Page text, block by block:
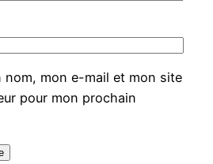
nom, mon e-mail et mon site
pour mon prochain